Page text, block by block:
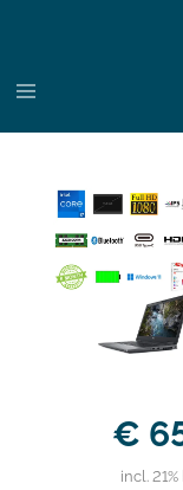
naar
€
incl.